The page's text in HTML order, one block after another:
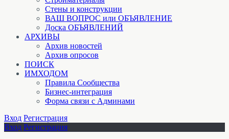
Стены и конструкции
ВАШ ВОПРОС или ОБЪЯВЛЕНИЕ
Доска ОБЪЯВЛЕНИЙ
АРХИВЫ
Архив новостей
Архив опросов
ПОИСК
ИМХОДОМ
Правила Сообщества
Бизнес-интеграция
Форма связи с Админами
Вход Регистрация
Вход Регистрация